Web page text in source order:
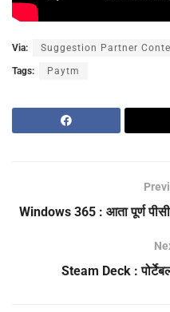
Via: Suggestion Partner
Tags: Paytm
Windows 365 : आता पूर्ण
Steam Deck : पोर्टेबल